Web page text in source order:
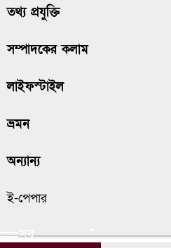
তথ্য প্রযুক্তি
সম্পাদকের কলাম
লাইফস্টাইল
ভ্রমন
অন্যান্য
ই-পেপার
সব